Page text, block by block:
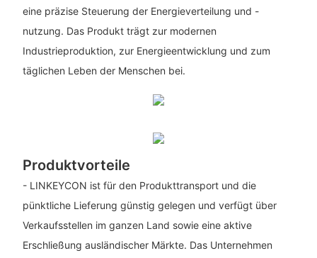
eine präzise Steuerung der Energieverteilung und -
nutzung. Das Produkt trägt zur modernen
Industrieproduktion, zur Energieentwicklung und zum
täglichen Leben der Menschen bei.
Produktvorteile
- LINKEYCON ist für den Produkttransport und die
pünktliche Lieferung günstig gelegen und verfügt über
Verkaufsstellen im ganzen Land sowie eine aktive
Erschließung ausländischer Märkte. Das Unternehmen